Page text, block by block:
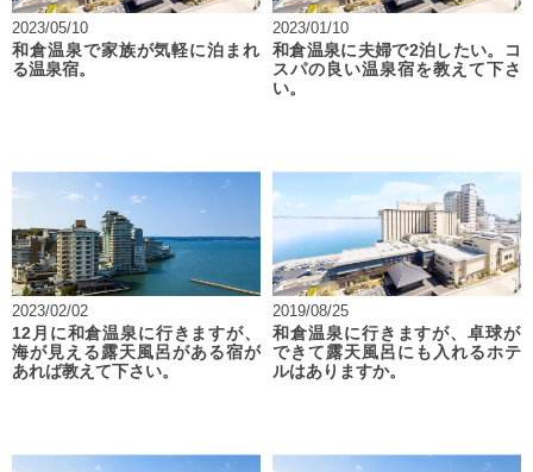
2023/05/10
和倉温泉で家族が気軽に泊まれ
る温泉宿。
2023/01/10
和倉温泉に夫婦で2泊したい。コ
スパの良い温泉宿を教えて下さ
い。
2023/02/02
12月に和倉温泉に行きますが、
海が見える露天風呂がある宿が
あれば教えて下さい。
2019/08/25
和倉温泉に行きますが、卓球が
できて露天風呂にも入れるホテ
ルはありますか。